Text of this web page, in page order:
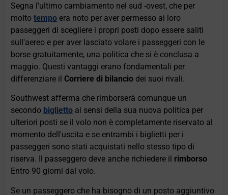
Segna l'ultimo cambiamento nel sud -ovest, che per
moltotempo era noto per aver permesso ai loro
passeggeri di scegliere i propri posti dopo essere saliti
sull'aereo e per aver lasciato volare i passeggeri con le
borse gratuitamente, una politica che si è conclusa a
maggio. Questi vantaggi erano fondamentali per
differenziare ilCorriere di bilancio dei suoi rivali.
Southwest afferma che rimborserà comunque un
secondo biglietto ai sensi della sua nuova politica per
ulteriori posti se il volo non è completamente riservato al
momento dell'uscita e se entrambi i biglietti per i
passeggeri sono stati acquistati nello stesso tipo di
riserva. Il passeggero deve anche richiedere il rimborso
Entro 90 giorni dal volo.
Se un passeggero che ha bisogno di un posto aggiuntivo